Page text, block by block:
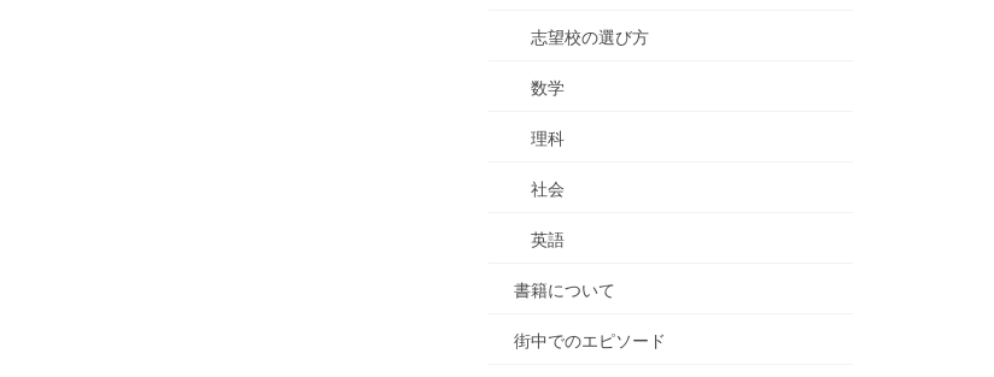
志望校の選び方
数学
理科
社会
英語
書籍について
街中でのエピソード